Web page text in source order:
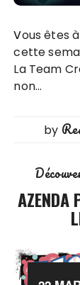
Vous êtes à la recherche d’idées de sorties pour
cette
La Team
non…
by
AZENDA